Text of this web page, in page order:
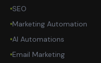
SEO
Marketing Automation
AI Automations
Email Marketing